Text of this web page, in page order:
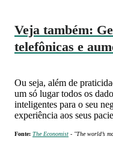
Veja também:
telefônicas e
Ou seja, além de
um só lugar todos os
inteligentes para o seu
experiência aos seus
Fonte: The Economist - "The world’s